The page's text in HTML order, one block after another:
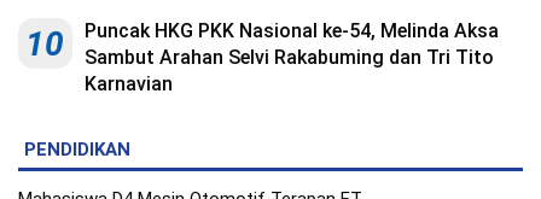
10
Puncak HKG PKK Nasional ke-54, Melinda Aksa
Sambut Arahan Selvi Rakabuming dan Tri Tito
Karnavian
PENDIDIKAN